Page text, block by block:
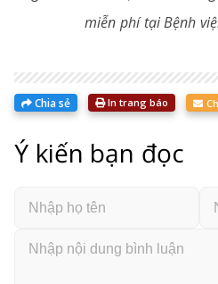
miễn phí tại Bệnh
Chia sẻ In trang báo
Ý kiến bạn đọc